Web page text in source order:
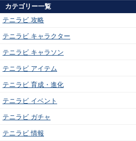
カテゴリー一覧
テニラビ 攻略
テニラビ キャラクター
テニラビ キャラソン
テニラビ アイテム
テニラビ 育成・進化
テニラビ イベント
テニラビ ガチャ
テニラビ 情報